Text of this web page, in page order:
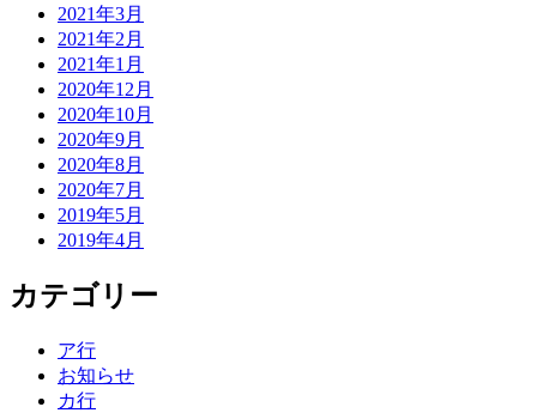
2021年3月
2021年2月
2021年1月
2020年12月
2020年10月
2020年9月
2020年8月
2020年7月
2019年5月
2019年4月
カテゴリー
ア行
お知らせ
カ行